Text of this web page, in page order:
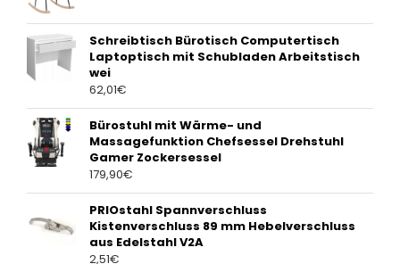
Schreibtisch Bürotisch Computertisch
Laptoptisch mit Schubladen Arbeitstisch
wei
62,01€
Bürostuhl mit Wärme- und
Massagefunktion Chefsessel Drehstuhl
Gamer Zockersessel
179,90€
PRIOstahl Spannverschluss
Kistenverschluss 89 mm Hebelverschluss
aus Edelstahl V2A
2,51€